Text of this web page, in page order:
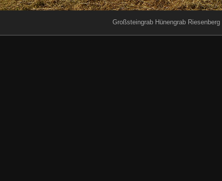
Großsteingrab Hünengrab Riesenberg